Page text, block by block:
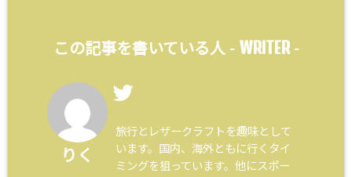
この記事を書いている人 - WRITER-
りく
旅行とレザークラフトを趣味として
います。国内、海外ともに行くタイ
ミングを狙っています。他にスポー